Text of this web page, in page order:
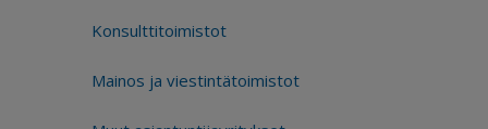
Konsulttitoimistot
Mainos ja viestintätoimistot